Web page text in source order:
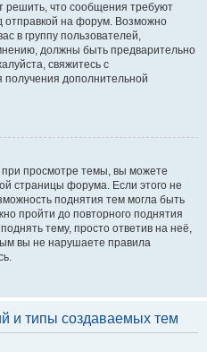
что сообщения требуют
отправкой на форум. Возможно
в группу пользователей,
должны быть предварительно
свяжитесь с
дополнительной
просмотре темы, вы можете
страницы форума. Если этого не
поднятия тем могла быть
пройти до повторного поднятия
тему, просто ответив на неё,
вы не нарушаете правила
и типы создаваемых тем